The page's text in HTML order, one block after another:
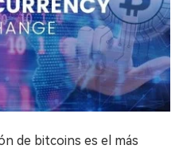
de bitcoins es el más